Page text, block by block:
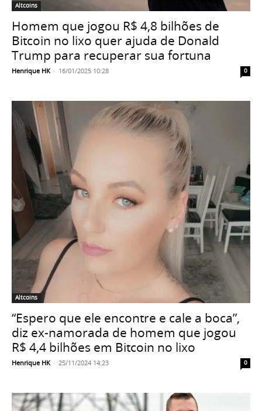
Altcoins
Homem que jogou R$ 4,8 bilhões de
Bitcoin no lixo quer ajuda de Donald
Trump para recuperar sua fortuna
Henrique HK - 16/01/2025 10:28 0
Altcoins
“Espero que ele encontre e cale a boca”,
diz ex-namorada de homem que jogou
R$ 4,4 bilhões em Bitcoin no lixo
Henrique HK - 25/11/2024 14:23 0